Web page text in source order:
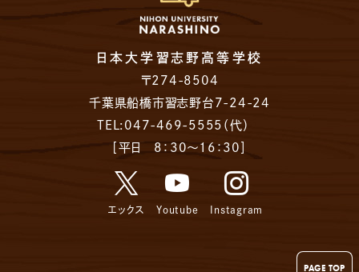
PAGE TOP
日本大学習志野高等学校
〒274-8504
千葉県船橋市習志野台7-24-24
TEL:047-469-5555（代）
［平日 8：30～16：30］
エックス Youtube Instagram